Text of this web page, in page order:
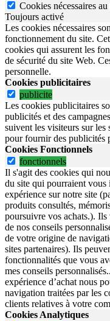
Cookies nécessaires
Toujours activé
Les cookies nécessaires
fonctionnement du site.
cookies qui assurent les
de sécurité du site Web.
personnelle.
Cookies publicitaires
publicite
Les cookies publicitaires
publicités et des
suivent les visiteurs sur
pour fournir des publicités
Cookies Fonctionnels
fonctionnels
Il s'agit des cookies qui
du site qui pourraient vous
expérience sur notre site
produits consultés,
poursuivre vos achats.).
de nos conseils
de votre origine de
sites partenaires). Ils
fonctionnalités que vous
mes conseils
expérience d’achat nous
navigation traitées par les
clients relatives à votre
Cookies Analytiques